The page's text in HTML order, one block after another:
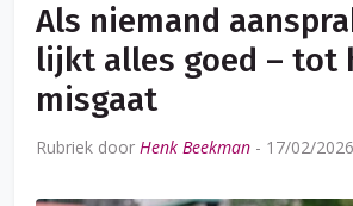
Als niemand
lijkt alles goed – tot
misgaat
Rubriek door Henk Beekman - 17/02/2026